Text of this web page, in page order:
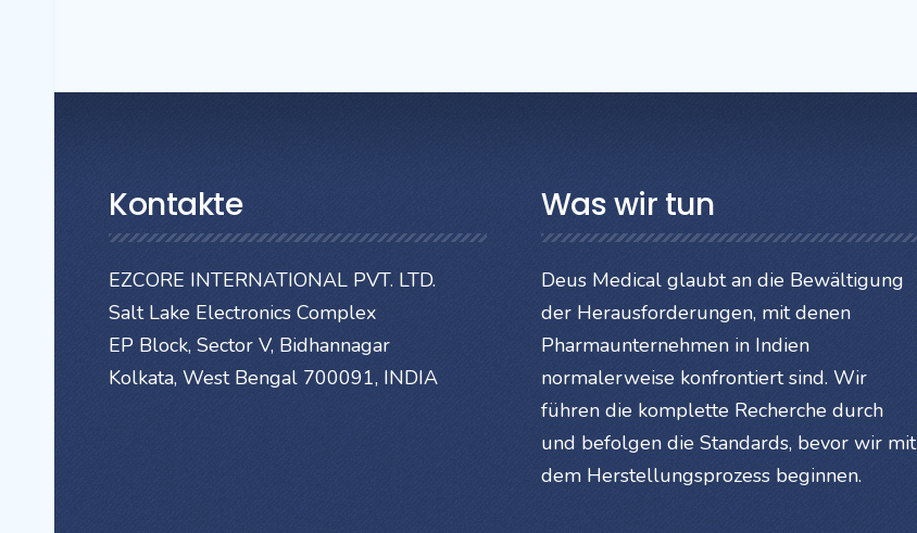
Kontakte
EZCORE INTERNATIONAL PVT. LTD.
Salt Lake Electronics Complex
EP Block, Sector V, Bidhannagar
Kolkata, West Bengal 700091, INDIA
Was wir tun
Deus Medical glaubt an die Bewältigung
der Herausforderungen, mit denen
Pharmaunternehmen in Indien
normalerweise konfrontiert sind. Wir
führen die komplette Recherche durch
und befolgen die Standards, bevor wir mit
dem Herstellungsprozess beginnen.